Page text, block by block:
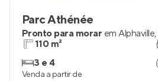
Parc Athénée
Pronto para morar em Alphaville,
110 m²
3 e 4
Venda a partir de